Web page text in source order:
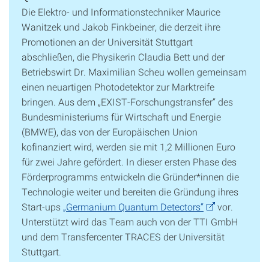
Die Elektro- und Informationstechniker Maurice
Wanitzek und Jakob Finkbeiner, die derzeit ihre
Promotionen an der Universität Stuttgart
abschließen, die Physikerin Claudia Bett und der
Betriebswirt Dr. Maximilian Scheu wollen gemeinsam
einen neuartigen Photodetektor zur Marktreife
bringen. Aus dem „EXIST-Forschungstransfer“ des
Bundesministeriums für Wirtschaft und Energie
(BMWE), das von der Europäischen Union
kofinanziert wird, werden sie mit 1,2 Millionen Euro
für zwei Jahre gefördert. In dieser ersten Phase des
Förderprogramms entwickeln die Gründer*innen die
Technologie weiter und bereiten die Gründung ihres
Start-ups „Germanium Quantum Detectors“
vor.
Unterstützt wird das Team auch von der TTI GmbH
und dem Transfercenter TRACES der Universität
Stuttgart.